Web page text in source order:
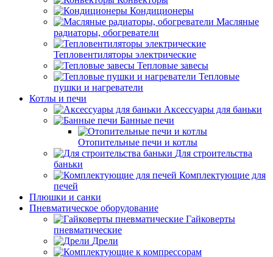
Кондиционеры
Масляные
радиаторы, обогреватели
Тепловентиляторы электрические
Тепловые завесы
Тепловые
пушки и нагреватели
Котлы и печи
Аксессуары для баньки
Банные печи
Отопительные печи и котлы
Для строительства
баньки
Комплектующие для
печей
Плюшки и санки
Пневматическое оборудование
Гайковерты
пневматические
Дрели